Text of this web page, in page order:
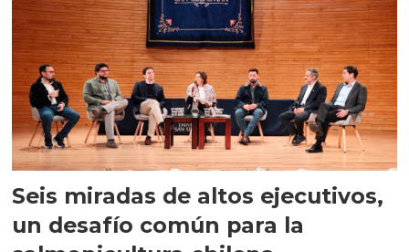
Seis miradas de altos ejecutivos,
un desafío común para la